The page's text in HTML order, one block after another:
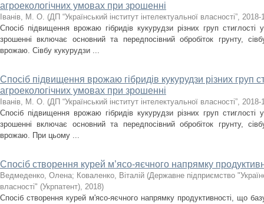
агроекологічних умовах при зрошенні
Іванів, М. О. (ДП “Український інститут інтелектуальної власності”, 2018-
Спосіб підвищення врожаю гібридів кукурудзи різних груп стиглості
зрошенні включає основний та передпосівний обробіток грунту,
врожаю. Сівбу кукурудзи ...
Спосіб підвищення врожаю гібридів кукурудзи різних груп
агроекологічних умовах при зрошенні
Іванів, М. О. (ДП “Український інститут інтелектуальної власності”, 2018-
Спосіб підвищення врожаю гібридів кукурудзи різних груп стиглості
зрошенні включає основний та передпосівний обробіток грунту,
врожаю. При цьому ...
Спосіб створення курей м’ясо-яєчного напрямку
Ведмеденко, Олена; Коваленко, Віталій (Державне підприємство
власності" (Укрпатент), 2018)
Спосіб створення курей м'ясо-яєчного напрямку продуктивності, що